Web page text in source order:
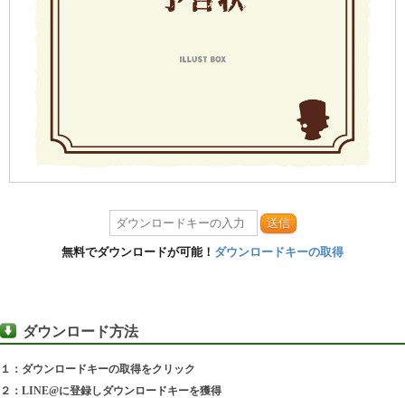
送信
無料でダウンロードが可能！ ダウンロードキーの取得
ダウンロード方法
１：ダウンロードキーの取得をクリック
２：LINE@に登録しダウンロードキーを獲得